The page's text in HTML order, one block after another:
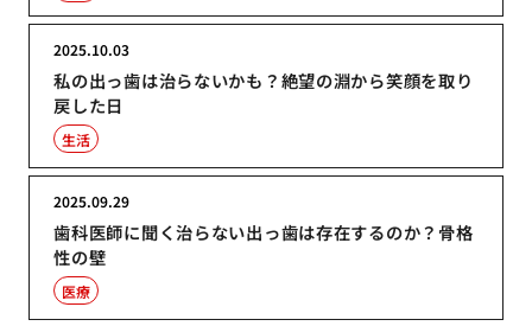
私の出っ歯は治らないかも？絶望の淵から笑顔を取り
戻した日
2025.10.03
生活
歯科医師に聞く治らない出っ歯は存在するのか？骨格
性の壁
2025.09.29
医療